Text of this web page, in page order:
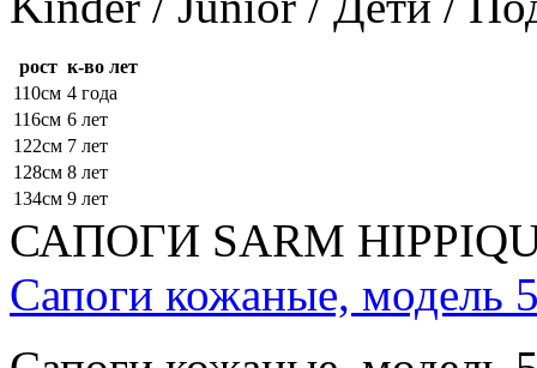
рост к-во лет
110см 4 года
116см 6 лет
122см 7 лет
128см 8 лет
134см 9 лет
САПОГИ SARM
Сапоги кожаные, модель